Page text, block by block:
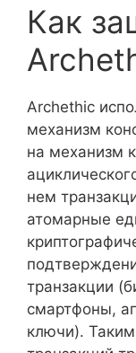
Как
Archethic
механизм
на механизм
нем
атомарные
транзакции
смартфоны,
ключи).